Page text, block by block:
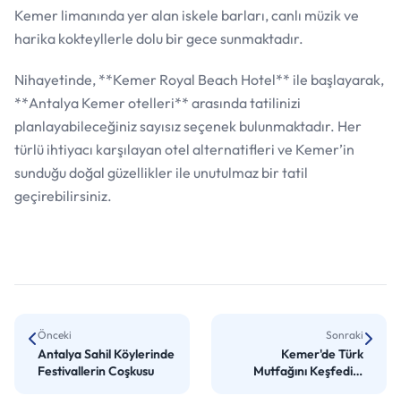
Kemer limanında yer alan iskele barları, canlı müzik ve
harika kokteyllerle dolu bir gece sunmaktadır.
Nihayetinde, **Kemer Royal Beach Hotel** ile başlayarak,
**Antalya Kemer otelleri** arasında tatilinizi
planlayabileceğiniz sayısız seçenek bulunmaktadır. Her
türlü ihtiyacı karşılayan otel alternatifleri ve Kemer’in
sunduğu doğal güzellikler ile unutulmaz bir tatil
geçirebilirsiniz.
Önceki
Antalya Sahil Köylerinde
Festivallerin Coşkusu
Sonraki
Kemer'de Türk
Mutfağını Keşfedin: